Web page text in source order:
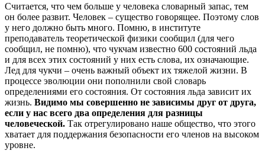
Считается, что чем больше у человека словарный запас, тем
он более развит. Человек – существо говорящее. Поэтому слов
у него должно быть много. Помню, в институте
преподаватель теоретической физики сообщил (для чего
сообщил, не помню), что чукчам известно 600 состояний льда
и для всех этих состояний у них есть слова, их означающие.
Лед для чукчи – очень важный объект их тяжелой жизни. В
процессе эволюции они пополнили свой словарь
определениями его состояния. От состояния льда зависит их
жизнь. Видимо мы совершенно не зависимы друг от друга,
если у нас всего два определения для разницы
человеческой. Так отрегулировано наше общество, что этого
хватает для поддержания безопасности его членов на высоком
уровне.